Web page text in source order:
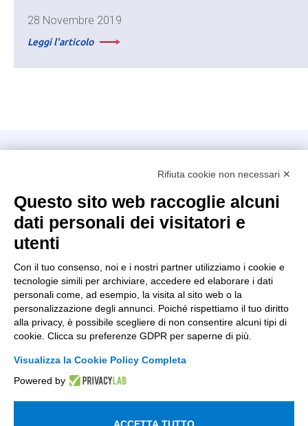
28 Novembre 2019
Leggi l'articolo
Kilometro Rosso innovation district
+39 035 0690366
info@intellimech.it
Copyright 2026, P.iva 03388700167
Seguici su
Lavora con noi
Rifiuta cookie non necessari ✕
Questo sito web raccoglie alcuni
dati personali dei visitatori e
utenti
Con il tuo consenso, noi e i nostri partner utilizziamo i cookie e
tecnologie simili per archiviare, accedere ed elaborare i dati
personali come, ad esempio, la visita al sito web o la
personalizzazione degli annunci. Poiché rispettiamo il tuo diritto
alla privacy, è possibile scegliere di non consentire alcuni tipi di
cookie. Clicca su preferenze GDPR per saperne di più.
Visualizza la Cookie Policy Completa
Powered by
ACCETTA TUTTO